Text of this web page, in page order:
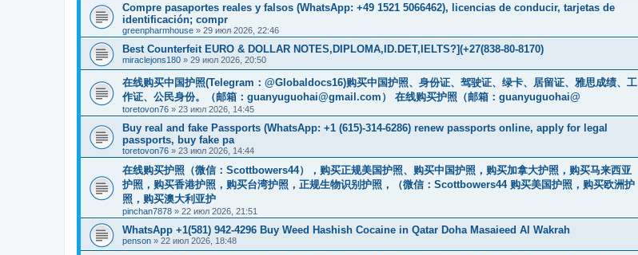
Compre pasaportes reales y falsos (WhatsApp: +49 1521 5066462), licencias de conducir, tarjetas de
identificación; compr
greenpharmhouse » 29 июл 2026, 22:46
Best Counterfeit EURO & DOLLAR NOTES,DIPLOMA,ID.DET,IELTS?](+27(838-80-8170)
miraclejons180 » 29 июл 2026, 20:50
在线购买中国护照(Telegram：@Globaldocs16)购买中国护照、身份证、驾驶证、绿卡、居留证、雅思成绩、工
作证、公民身份。（邮箱： guanyuguohai@gmail.com ） 在线购买护照（邮箱：guanyuguohai@
toretovon76 » 23 июл 2026, 14:45
Buy real and fake Passports (WhatsApp: +1 (615)-314-6286) renew passports online, apply for legal
passports, buy fake pa
toretovon76 » 23 июл 2026, 14:44
在线购买护照（微信：Scottbowers44），购买正规美国护照、购买中国护照，购买加拿大护照，购买马来西亚
护照，购买香港护照，购买台湾护照，正规生物识别护照，（微信：Scottbowers44 购买美国护照，购买欧洲护
照，购买澳大利亚护
pinchan7878 » 22 июл 2026, 21:51
WhatsApp +1(581) 942-4296 Buy Weed Hashish Cocaine in Qatar Doha Masaieed Al Wakrah
penson » 22 июл 2026, 18:48